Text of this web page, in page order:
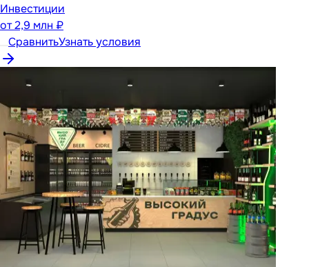
Инвестиции
от2,9 млн ₽
СравнитьУзнать условия